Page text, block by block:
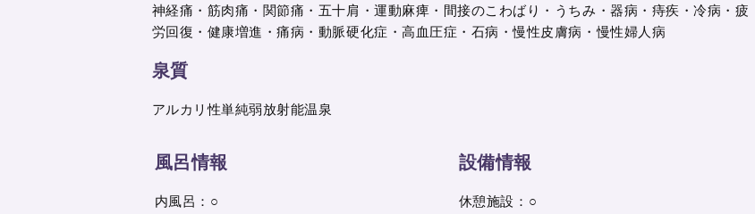
神経痛・筋肉痛・関節痛・五十肩・運動麻痺・間接のこわばり・うちみ・器病・痔疾・冷病・疲
労回復・健康増進・痛病・動脈硬化症・高血圧症・石病・慢性皮膚病・慢性婦人病
泉質
アルカリ性単純弱放射能温泉
風呂情報
内風呂：○
設備情報
休憩施設：○